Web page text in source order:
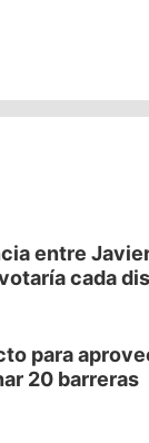
entre
cada
para
20 barreras